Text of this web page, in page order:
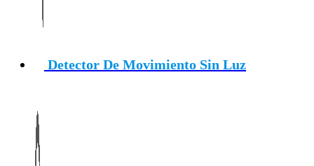
Detector De Movimiento Sin Luz